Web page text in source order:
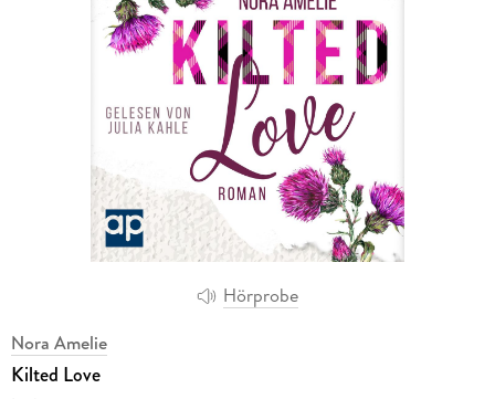
Hörprobe
Nora Amelie
Kilted Love